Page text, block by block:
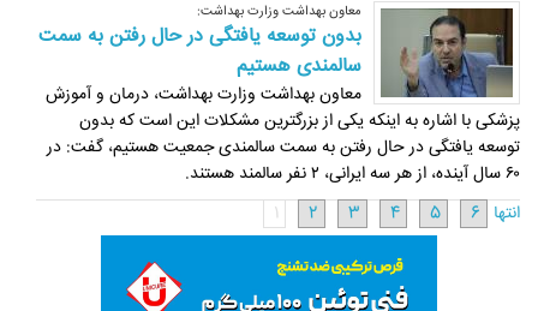
معاون بهداشت وزارت بهداشت:
بدون توسعه یافتگی در حال رفتن به سمت
سالمندی هستیم
معاون بهداشت وزارت بهداشت، درمان و آموزش
پزشکی با اشاره به اینکه یکی از بزرگترین مشکلات این است که بدون
توسعه یافتگی در حال رفتن به سمت سالمندی جمعیت هستیم، گفت: در
۶۰ سال آینده، از هر سه ایرانی، ۲ نفر سالمند هستند.
انتها
1 2 3 4 5 6